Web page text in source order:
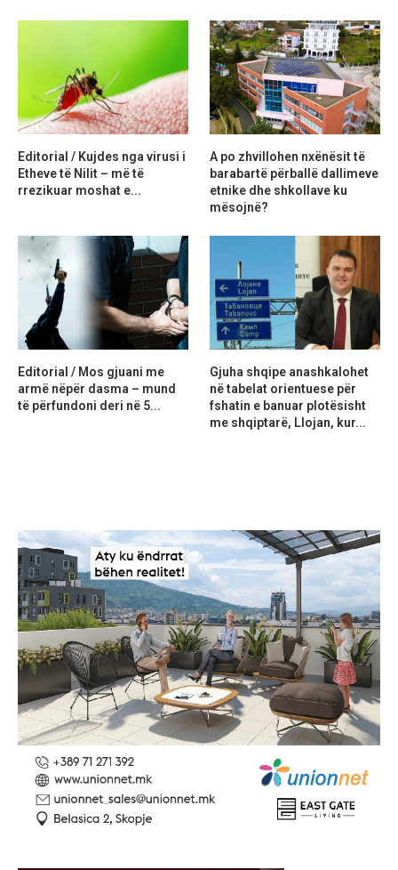
Editorial / Kujdes nga virusi i
Etheve të Nilit – më të
rrezikuar moshat e...
A po zhvillohen nxënësit të
barabartë përballë dallimeve
etnike dhe shkollave ku
mësojnë?
Editorial / Mos gjuani me
armë nëpër dasma – mund
të përfundoni deri në 5...
Gjuha shqipe anashkalohet
në tabelat orientuese për
fshatin e banuar plotësisht
me shqiptarë, Llojan, kur...